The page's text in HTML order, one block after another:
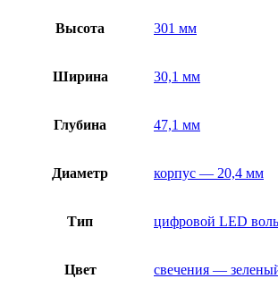
Высота 301 мм
Ширина 30,1 мм
Глубина 47,1 мм
Диаметр корпус — 20,4 мм
Тип цифровой LED
Цвет свечения —